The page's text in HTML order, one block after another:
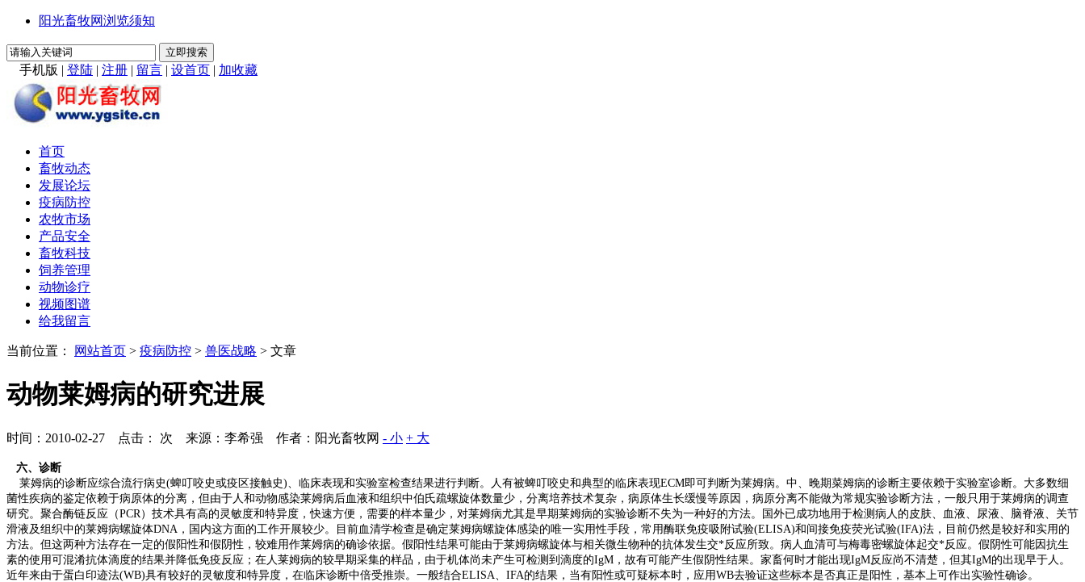
阳光畜牧网浏览须知
手机版 | 登陆 | 注册 | 留言 | 设首页 | 加收藏
首页
畜牧动态
发展论坛
疫病防控
农牧市场
产品安全
畜牧科技
饲养管理
动物诊疗
视频图谱
给我留言
当前位置： 网站首页 > 疫病防控 > 兽医战略 > 文章
动物莱姆病的研究进展
时间：2010-02-27 点击： 次 来源：李希强 作者：阳光畜牧网 - 小 + 大
六、诊断
莱姆病的诊断应综合流行病史(蜱叮咬史或疫区接触史)、临床表现和实验室检查结果进行判断。人有被蜱叮咬史和典型的临床表现ECM即可判断为莱姆病。中、晚期菜姆病的诊断主要依赖于实验室诊断。大多数细
菌性疾病的鉴定依赖于病原体的分离，但由于人和动物感染莱姆病后血液和组织中伯氏疏螺旋体数量少，分离培养技术复杂，病原体生长缓慢等原因，病原分离不能做为常规实验诊断方法，一般只用于莱姆病的调查
研究。聚合酶链反应（PCR）技术具有高的灵敏度和特异度，快速方便，需要的样本量少，对莱姆病尤其是早期莱姆病的实验诊断不失为一种好的方法。国外已成功地用于检测病人的皮肤、血液、尿液、脑脊液、关节
滑液及组织中的莱姆病螺旋体DNA，国内这方面的工作开展较少。目前血清学检查是确定莱姆病螺旋体感染的唯一实用性手段，常用酶联免疫吸附试验(ELISA)和间接免疫荧光试验(IFA)法，目前仍然是较好和实用的
方法。但这两种方法存在一定的假阳性和假阴性，较难用作莱姆病的确诊依据。假阳性结果可能由于莱姆病螺旋体与相关微生物种的抗体发生交*反应所致。病人血清可与梅毒密螺旋体起交*反应。假阴性可能因抗生
素的使用可混淆抗体滴度的结果并降低免疫反应；在人莱姆病的较早期采集的样品，由于机体尚未产生可检测到滴度的IgM，故有可能产生假阴性结果。家畜何时才能出现IgM反应尚不清楚，但其IgM的出现早于人。
近年来由于蛋白印迹法(WB)具有较好的灵敏度和特异度，在临床诊断中倍受推崇。一般结合ELISA、IFA的结果，当有阳性或可疑标本时，应用WB去验证这些标本是否真正是阳性，基本上可作出实验性确诊。